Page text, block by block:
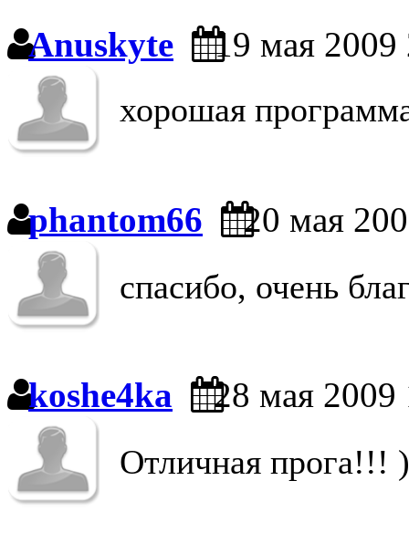
Anuskyte 19 мая 2009
хорошая
phantom66 20 мая
спасибо, очень
koshe4ka 28 мая 2009
Отличная прога!!!